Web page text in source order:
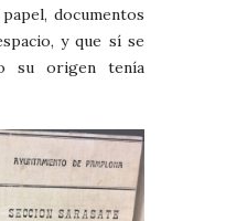
documentos
y que sí se
su origen tenía